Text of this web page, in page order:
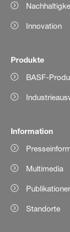
Innovation
Produkte
BASF-
Information
Multimedia
Standorte